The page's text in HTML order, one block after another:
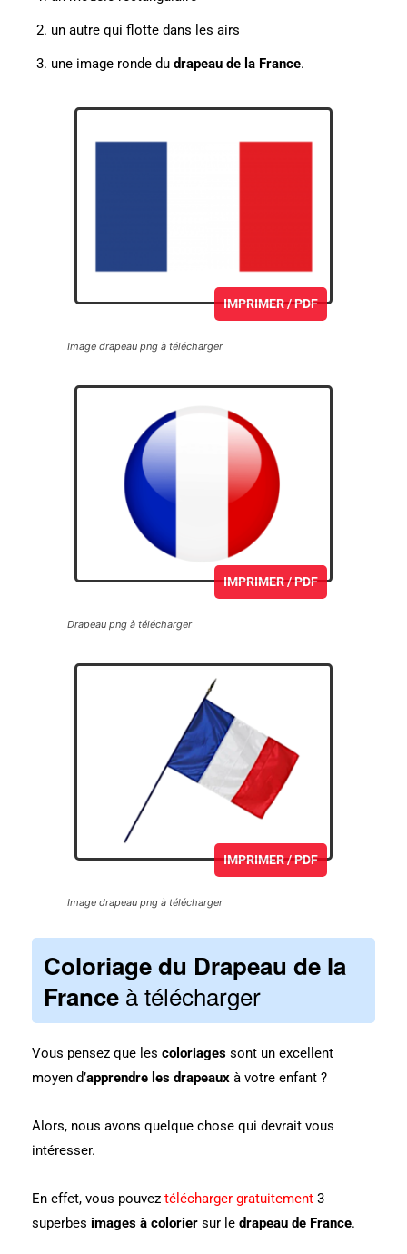
un autre qui flotte dans les airs
une image ronde du drapeau de la France.
IMPRIMER / PDF
Image drapeau png à télécharger
IMPRIMER / PDF
Drapeau png à télécharger
IMPRIMER / PDF
Image drapeau png à télécharger
Coloriage du Drapeau de la
France à télécharger
Vous pensez que les coloriages sont un excellent
moyen d’apprendre les drapeaux à votre enfant ?
Alors, nous avons quelque chose qui devrait vous
intéresser.
En effet, vous pouvez télécharger gratuitement 3
superbes images à colorier sur le drapeau de France.